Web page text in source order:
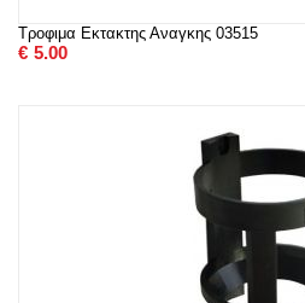
Τροφιμα Εκτακτης Αναγκης 03515
€ 5.00